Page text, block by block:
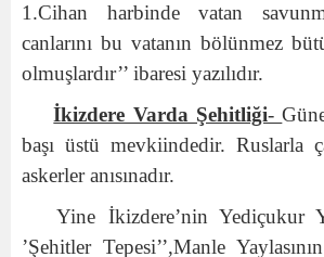
1.Cihan harbinde vatan
canlarını bu vatanın bölünmez
olmuşlardır’’ ibaresi yazılıdır.
İkizdere Varda Şehitliği-
başı üstü mevkiindedir. Ruslarla
askerler anısınadır.
Yine İkizdere’nin Yediçukur
’Şehitler Tepesi’’,Manle